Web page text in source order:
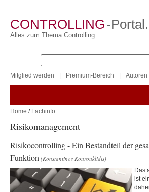
CONTROLLING-
Alles zum Thema Controlling
Mitglied werden Premium-Bereich Autoren
Home / Fachinfo
Risikomanagement
Risikocontrolling - Ein Bestandteil der
Funktion (Konstantinos Kourouklidis)
Das
ist